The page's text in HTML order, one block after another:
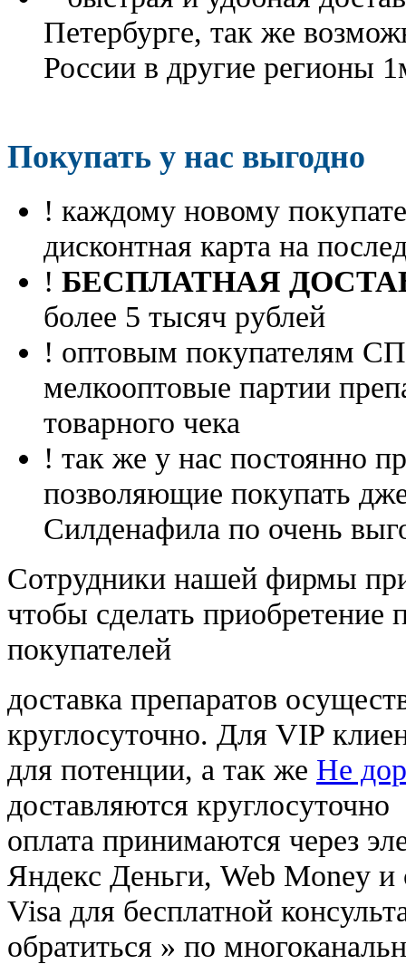
Петербурге, так же
России в другие регионы
Покупать у нас выгодно
! каждому новому
дисконтная карта на
! БЕСПЛАТНАЯ
более 5 тысяч рублей
! оптовым покупателям
мелкооптовые партии
товарного чека
! так же у нас постоянно
позволяющие покупать
Силденафила по очень
Cотрудники нашей фирмы
чтобы сделать приобретение
покупателей
доставка препаратов
круглосуточно. Для VIP
для потенции, а так же Не
доставляются круглосуточно
оплата принимаются через
Яндекс Деньги, Web Money и
Visa для бесплатной
обратиться » по